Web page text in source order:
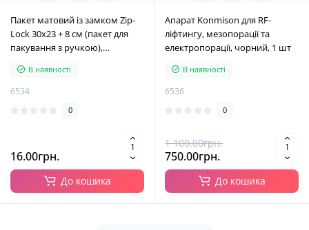
Пакет матовий із замком Zip-
Lock 30x23 + 8 см (пакет для
пакування з ручкою),
В наявності
6534
0
16.00грн.
До кошика
Апарат Konmison для RF-
ліфтингу, мезопорації та
електропорації, чорний, 1 шт
В наявності
6536
0
1 100.00грн.
750.00грн.
До кошика